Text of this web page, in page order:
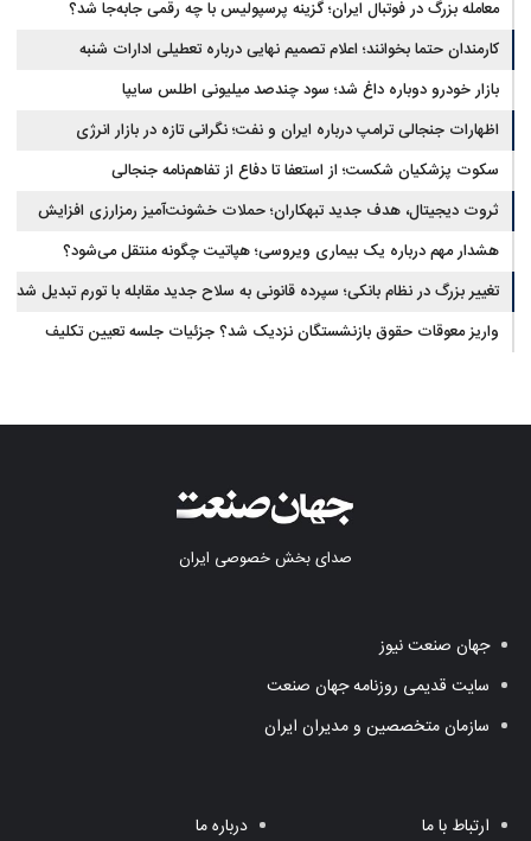
معامله بزرگ در فوتبال ایران؛ گزینه پرسپولیس با چه رقمی جابه‌جا شد؟
کارمندان حتما بخوانند؛ اعلام تصمیم نهایی درباره تعطیلی ادارات شنبه
بازار خودرو دوباره داغ شد؛ سود چندصد میلیونی اطلس سایپا
اظهارات جنجالی ترامپ درباره ایران و نفت؛ نگرانی تازه در بازار انرژی
سکوت پزشکیان شکست؛ از استعفا تا دفاع از تفاهم‌نامه جنجالی
ثروت دیجیتال، هدف جدید تبهکاران؛ حملات خشونت‌آمیز رمزارزی افزایش
یافت
هشدار مهم درباره یک بیماری ویروسی؛ هپاتیت چگونه منتقل می‌شود؟
تغییر بزرگ در نظام بانکی؛ سپرده قانونی به سلاح جدید مقابله با تورم تبدیل شد
واریز معوقات حقوق بازنشستگان نزدیک شد؟ جزئیات جلسه تعیین تکلیف
صدای بخش خصوصی ایران
جهان صنعت نیوز
سایت قدیمی روزنامه جهان صنعت
سازمان متخصصین و مدیران ایران
ارتباط با ما درباره ما